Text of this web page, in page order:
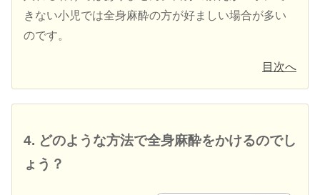
きない小児では全身麻酔の方が好ましい場合が多い
のです。
目次へ
4. どのような方法で全身麻酔をかけるのでし
ょう？